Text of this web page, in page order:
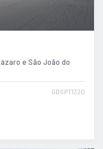
e São João do
GDSPT1320